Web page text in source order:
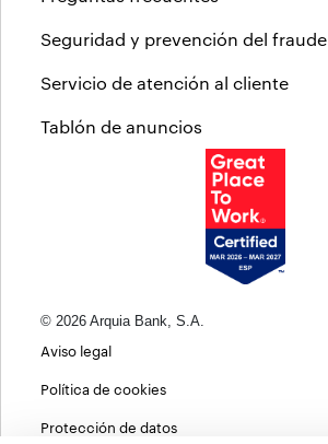
Seguridad y prevención del fraude
Servicio de atención al cliente
Tablón de anuncios
© 2026 Arquia Bank, S.A.
Aviso legal
Política de cookies
Protección de datos